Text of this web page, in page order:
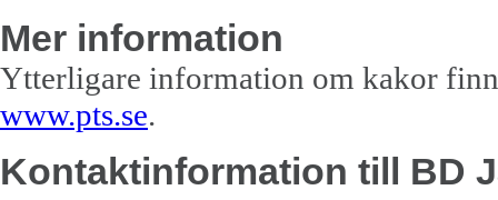
Mer information
Ytterligare information om kakor
www.pts.se.
Kontaktinformation till BD